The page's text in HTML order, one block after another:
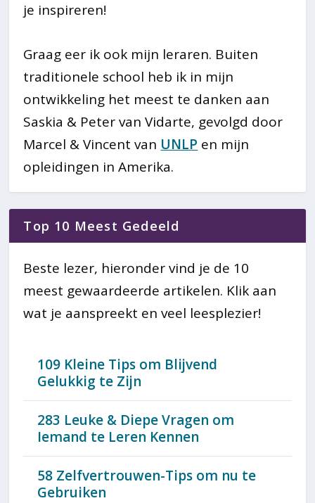
je inspireren!
Graag eer ik ook mijn leraren. Buiten
traditionele school heb ik in mijn
ontwikkeling het meest te danken aan
Saskia & Peter van Vidarte, gevolgd door
Marcel & Vincent van UNLP en mijn
opleidingen in Amerika.
Top 10 Meest Gedeeld
Beste lezer, hieronder vind je de 10
meest gewaardeerde artikelen. Klik aan
wat je aanspreekt en veel leesplezier!
109 Kleine Tips om Blijvend
Gelukkig te Zijn
283 Leuke & Diepe Vragen om
Iemand te Leren Kennen
58 Zelfvertrouwen-Tips om nu te
Gebruiken